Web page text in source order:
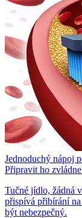
Jednoduchý nápoj
Připravit ho
Tučné jídlo, žádná
přispívá přibírání
být nebezpečný.